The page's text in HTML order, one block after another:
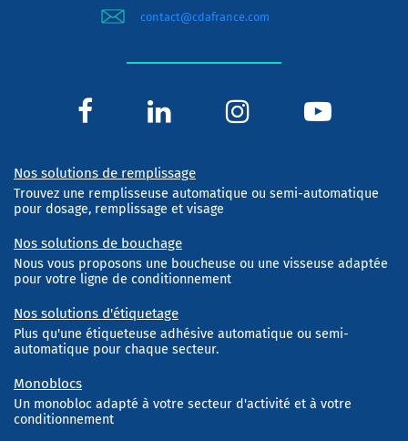
contact@cdafrance.com
Nos solutions de remplissage
Trouvez une remplisseuse automatique ou semi-automatique
pour dosage, remplissage et visage
Nos solutions de bouchage
Nous vous proposons une boucheuse ou une visseuse adaptée
pour votre ligne de conditionnement
Nos solutions d'étiquetage
Plus qu'une étiqueteuse adhésive automatique ou semi-
automatique pour chaque secteur.
Monoblocs
Un monobloc adapté à votre secteur d'activité et à votre
conditionnement